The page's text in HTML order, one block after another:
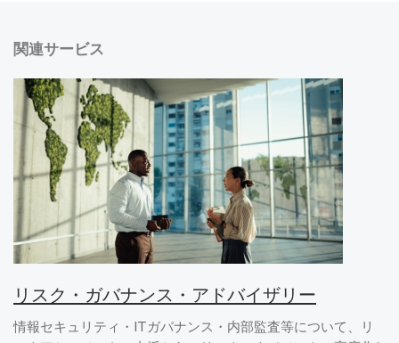
関連サービス
リスク・ガバナンス・アドバイザリー
情報セキュリティ・ITガバナンス・内部監査等について、リ